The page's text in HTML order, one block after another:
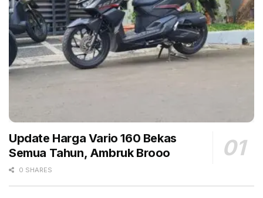
Hyundai Creta EV. (financialexpress.com)
sedangkan yang terakhir ada potensi besar.
So, tunggu saja nanti kepastiannya. Kita akan update
Update Harga Vario 160 Bekas
Semua Tahun, Ambruk Brooo
0 SHARES